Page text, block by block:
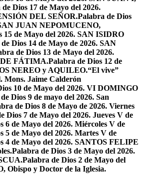
Dios 17 de Mayo del 2026.
DEL SEÑOR.Palabra de Dios
JUAN NEPOMUCENO,
15 de Mayo del 2026. SAN ISIDRO
Dios 14 de Mayo de 2026. SAN
de Dios 13 de Mayo del 2026.
FÁTIMA.Palabra de Dios 12 de
NEREO y AQUILEO.“El vive”
Mons. Jaime Calderón
10 de Mayo del 2026. VI DOMINGO
Dios 9 de mayo del 2026. San
de Dios 8 de Mayo de 2026. Viernes
Dios 7 de Mayo del 2026. Jueves V de
6 de Mayo del 2026. Miércoles V de
5 de Mayo del 2026. Martes V de
4 de Mayo del 2026. SANTOS FELIPE
Palabra de Dios 3 de Mayo del 2026.
Palabra de Dios 2 de Mayo del
Obispo y Doctor de la Iglesia.